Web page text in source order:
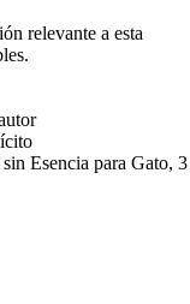
relevante a esta
Esencia para Gato, 3